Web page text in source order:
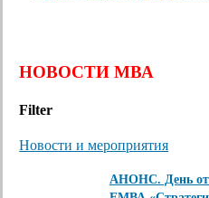
НОВОСТИ МВА
Filter
Новости и мероприятия
АНОНС. День